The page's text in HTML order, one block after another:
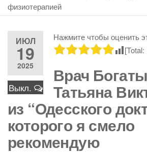
физиотерапией
ИЮЛ
19
2025
Выкл.
Нажмите чтобы оценить
[Total:
Врач
Татьяна
из “Одесского
которого я смело
рекомендую